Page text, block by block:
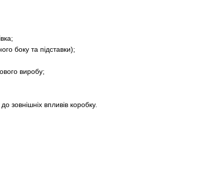
боку та підставки);
виробу;
зовнішніх впливів коробку.